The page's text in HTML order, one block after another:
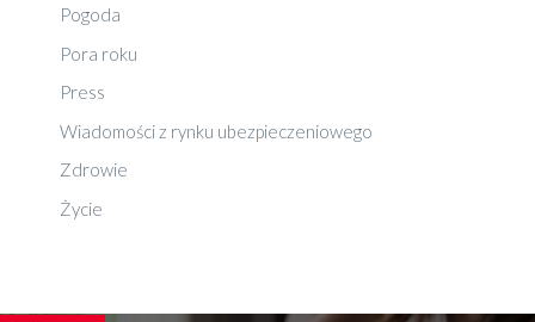
Pogoda
Pora roku
Press
Wiadomości z rynku ubezpieczeniowego
Zdrowie
Życie